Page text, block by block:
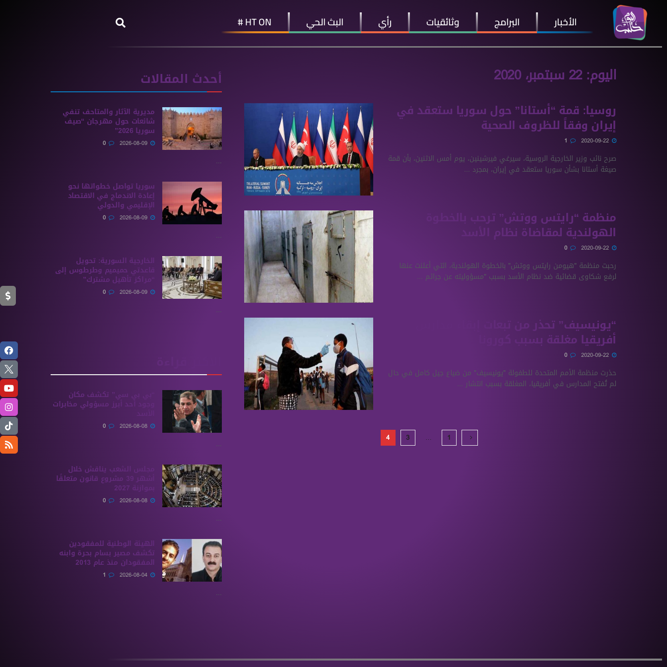
الأخبار البرامج وثائقيات رأي البث الحي HT ON #
اليوم:22 سبتمبر، 2020
روسيا: قمة “أستانا” حول سوريا ستعقد في
إيران وفقاً للظروف الصحية
صرح نائب وزير الخارجية الروسية، سيرغي فيرشينين، يوم أمس الاثنين، بأن قمة
صيغة أستانا بشأن سوريا ستعقد في إيران، بمجرد ...
منظمة “رايتس ووتش” ترحب بالخطوة
الهولندية لمقاضاة نظام الأسد
رحبت منظمة "هيومن رايتس ووتش" بالخطوة الهولندية، التي أعلنت عنها
لرفع شكاوى قضائية ضد نظام الأسد بسبب "مسؤوليته عن جرائم ...
“يونيسيف” تحذر من تبعات إبقاء مدارس
أفريقيا مغلقة بسبب كورونا
حذرت منظمة الأمم المتحدة للطفولة "يونيسيف" من ضياع جيل كامل في حال
لم تُفتح المدارس في أفريقيا، المغلقة بسبب انتشار ...
1
…
3
4
أحدث المقالات
مديرية الآثار والمتاحف تنفي
شائعات حول مهرجان “صيف
سوريا 2026”
...
سوريا تواصل خطواتها نحو
إعادة الاندماج في الاقتصاد
الإقليمي والدولي
...
الخارجية السورية: تحويل
قاعدتي حميميم وطرطوس إلى
“مراكز تأهيل مشترك”
...
“بي بي سي” تكشف مكان
وجود أحد أبرز مسؤولي مخابرات
...
مجلس الشعب يناقش خلال
أشهر 39 مشروع قانون متعلقًا
بموازنة 2027
...
الهيئة الوطنية للمفقودين
تكشف مصير بسام بحرة وابنه
المفقودان منذ عام 2013
...